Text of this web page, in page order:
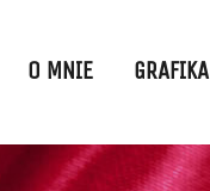
O MNIE GRAFIKA